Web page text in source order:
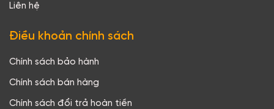
Liên hệ
Điều khoản chính sách
Chính sách bảo hành
Chính sách bán hàng
Chính sách đổi trả hoàn tiền